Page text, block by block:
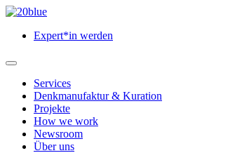
Zum
springenExpert*in werden
Hauptmenü
öffnenServices
Denkmanufaktur & Kuration
Projekte
How we work
Newsroom
Über uns